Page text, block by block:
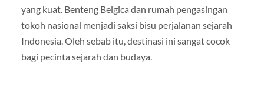
yang kuat. Benteng Belgica dan rumah pengasingan
tokoh nasional menjadi saksi bisu perjalanan sejarah
Indonesia. Oleh sebab itu, destinasi ini sangat cocok
bagi pecinta sejarah dan budaya.